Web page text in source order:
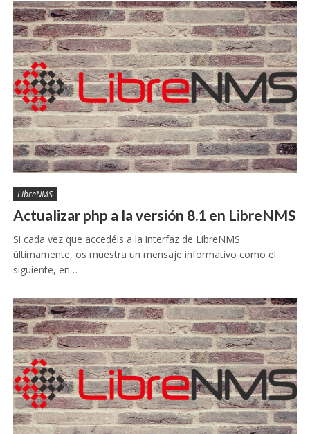
LibreNMS
Actualizar php a la versión 8.1 en LibreNMS
Si cada vez que accedéis a la interfaz de LibreNMS
últimamente, os muestra un mensaje informativo como el
siguiente, en…